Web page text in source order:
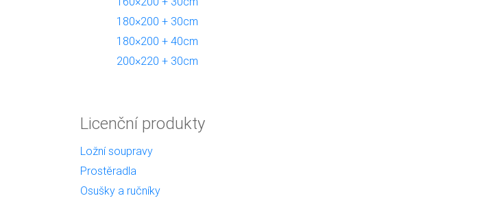
180×200 + 30cm
180×200 + 40cm
200×220 + 30cm
Licenční produkty
Ložní soupravy
Prostěradla
Osušky a ručníky